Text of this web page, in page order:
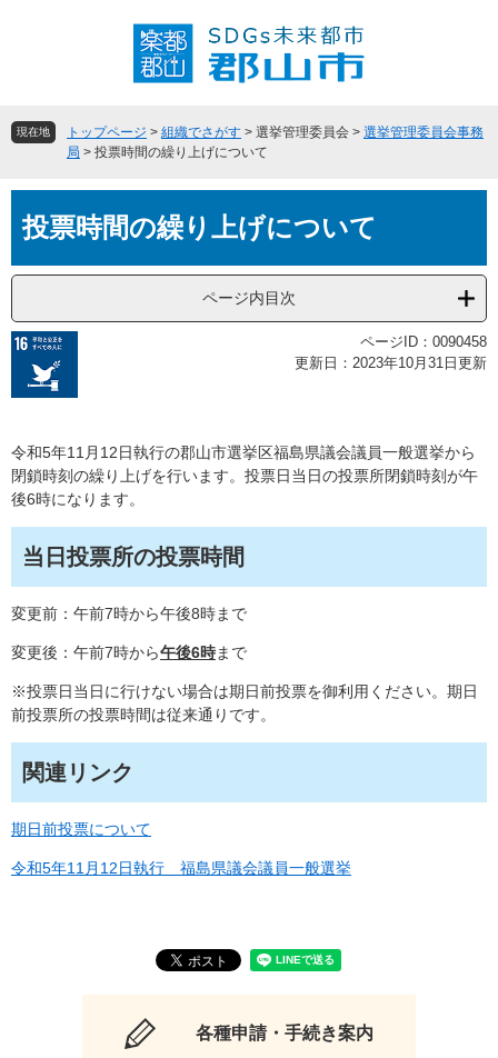
頭
飛
へ
現在地 トップページ > 組織でさがす > 選挙管理委員会 > 選挙管理委員会事務
局 > 投票時間の繰り上げについて
文投票時間の繰り上げについて
ページ内目次
ページID：0090458
更新日：2023年10月31日更新
令和5年11月12日執行の郡山市選挙区福島県議会議員一般選挙から
閉鎖時刻の繰り上げを行います。投票日当日の投票所閉鎖時刻が午
後6時になります。
当日投票所の投票時間
変更前：午前7時から午後8時まで
変更後：午前7時から午後6時まで
※投票日当日に行けない場合は期日前投票を御利用ください。期日
前投票所の投票時間は従来通りです。
関連リンク
期日前投票について
令和5年11月12日執行 福島県議会議員一般選挙
各種申請・手続き案内